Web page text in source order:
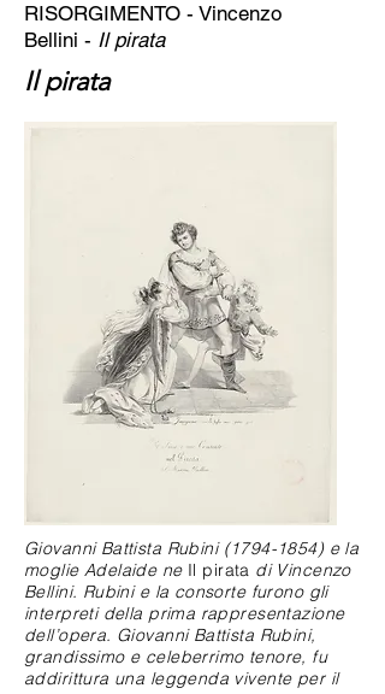
RISORGIMENTO - Vincenzo
Bellini - Il pirata
Il pirata
Giovanni Battista Rubini (1794-1854)e la
moglie Adelaide ne Il pirata di Vincenzo
Bellini. Rubini e la consorte furono gli
interpreti della prima rappresentazione
dell’opera. Giovanni Battista Rubini,
grandissimo e celeberrimo tenore, fu
addirittura una leggenda vivente per il